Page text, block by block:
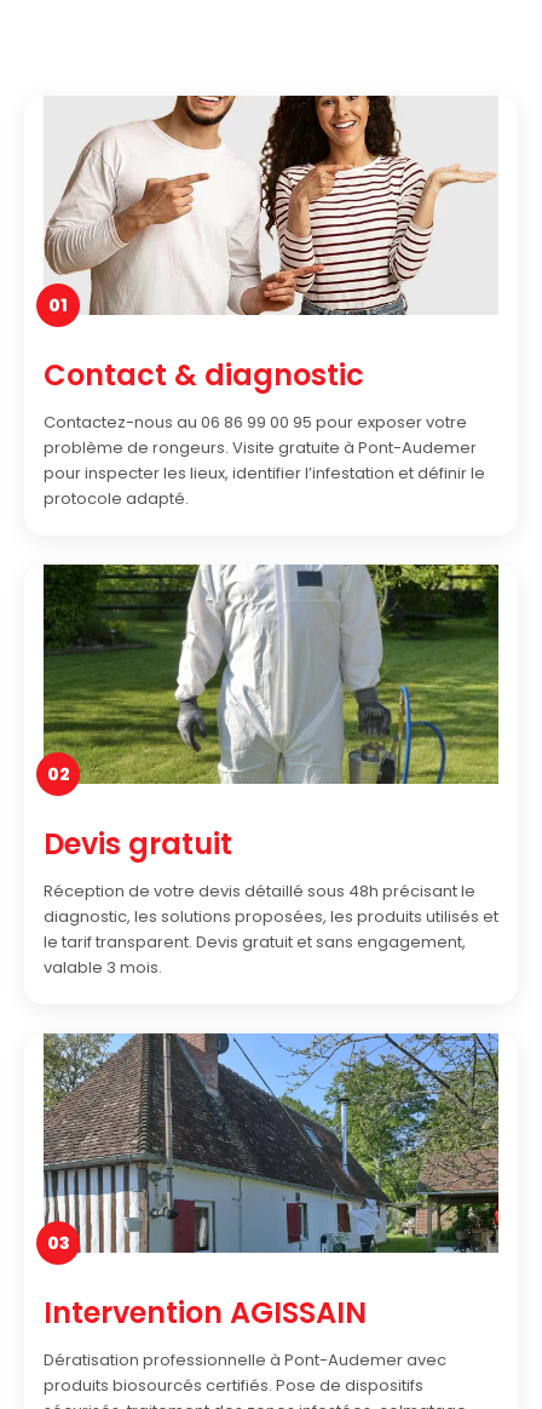
01
Contact & diagnostic
Contactez-nous au 06 86 99 00 95 pour exposer votre
problème de rongeurs. Visite gratuite à Pont-Audemer
pour inspecter les lieux, identifier l’infestation et définir le
protocole adapté.
02
Devis gratuit
Réception de votre devis détaillé sous 48h précisant le
diagnostic, les solutions proposées, les produits utilisés et
le tarif transparent. Devis gratuit et sans engagement,
valable 3 mois.
03
Intervention AGISSAIN
Dératisation professionnelle à Pont-Audemer avec
produits biosourcés certifiés. Pose de dispositifs